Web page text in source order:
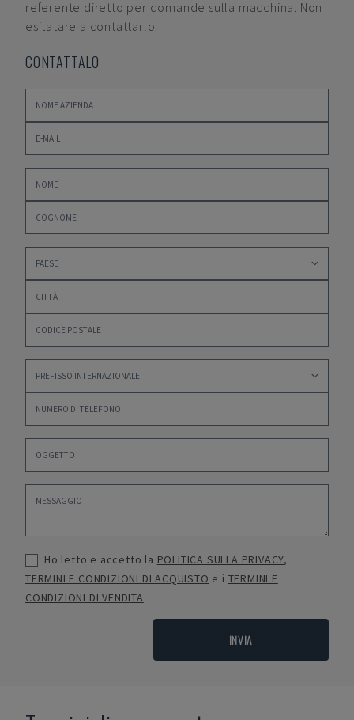
referente diretto per domande sulla macchina. Non
esitatare a contattarlo.
CONTATTALO
Ho letto e accetto la POLITICA SULLA PRIVACY,
TERMINI E CONDIZIONI DI ACQUISTO e i TERMINI E
CONDIZIONI DI VENDITA
INVIA